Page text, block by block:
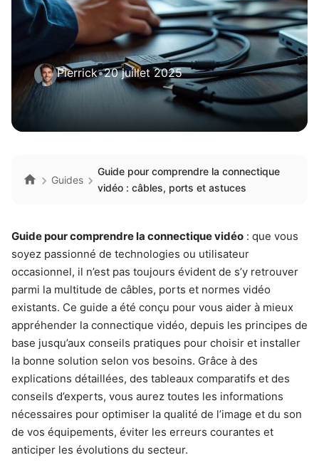
Pierrick•20 juillet 2025
Guides
Guide pour comprendre la connectique
vidéo : câbles, ports et astuces
Guide pour comprendre la connectique vidéo : que vous
soyez passionné de technologies ou utilisateur
occasionnel, il n’est pas toujours évident de s’y retrouver
parmi la multitude de câbles, ports et normes vidéo
existants. Ce guide a été conçu pour vous aider à mieux
appréhender la connectique vidéo, depuis les principes de
base jusqu’aux conseils pratiques pour choisir et installer
la bonne solution selon vos besoins. Grâce à des
explications détaillées, des tableaux comparatifs et des
conseils d’experts, vous aurez toutes les informations
nécessaires pour optimiser la qualité de l’image et du son
de vos équipements, éviter les erreurs courantes et
anticiper les évolutions du secteur.